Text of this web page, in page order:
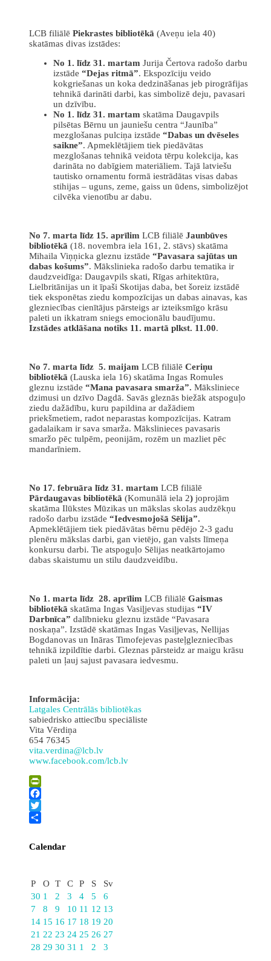
LCB filiālē Piekrastes bibliotēkā (Aveņu iela 40)
skatāmas divas izstādes:
No 1. līdz 31. martam Jurija Čertova radošo darbu
izstāde “Dejas ritmā”. Ekspozīciju veido
kokgriešanas un koka dedzināšanas jeb pirogrāfijas
tehnikā darināti darbi, kas simbolizē deju, pavasari
un dzīvību.
No 1. līdz 31. martam skatāma Daugavpils
pilsētas Bērnu un jauniešu centra “Jaunība”
mezglošanas pulciņa izstāde “Dabas un dvēseles
saikne”. Apmeklētājiem tiek piedāvātas
mezglošanas tehnikā veidota tērpu kolekcija, kas
darināta no dabīgiem materiāliem. Tajā latviešu
tautisko ornamentu formā iestrādātas visas dabas
stihijas – uguns, zeme, gaiss un ūdens, simbolizējot
cilvēka vienotību ar dabu.
No 7. marta līdz 15. aprīlim LCB filiālē Jaunbūves
bibliotēkā (18. novembra iela 161, 2. stāvs) skatāma
Mihaila Viņņicka gleznu izstāde “Pavasara sajūtas un
dabas košums”. Mākslinieka radošo darbu tematika ir
daudzveidīga: Daugavpils skati, Rīgas arhitektūra,
Lielbritānijas un it īpaši Skotijas daba, bet šoreiz izstādē
tiek eksponētas ziedu kompozīcijas un dabas ainavas, kas
glezniecības cienītājus pārsteigs ar izteiksmīgo krāsu
paleti un ikkatram sniegs emocionālu baudījumu.
Izstādes atklāšana notiks 11. martā plkst. 11.00.
No 7. marta līdz 5. maijam LCB filiālē Ceriņu
bibliotēkā (Lauska iela 16) skatāma Ingas Romules
gleznu izstāde “Mana pavasara smarža”. Māksliniece
dzimusi un dzīvo Dagdā. Savās gleznās biežāk atspoguļo
ziedu dažādību, kuru papildina ar dažādiem
priekšmetiem, radot neparastas kompozīcijas. Katram
gadalaikam ir sava smarža. Mākslinieces pavasaris
smaržo pēc tulpēm, peonijām, rozēm un mazliet pēc
mandarīniem.
No 17. februāra līdz 31. martam LCB filiālē
Pārdaugavas bibliotēkā (Komunālā iela 2) joprojām
skatāma Ilūkstes Mūzikas un mākslas skolas audzēkņu
radošo darbu izstāde “Iedvesmojošā Sēlija”.
Apmeklētājiem tiek piedāvātas bērnu pēdējo 2-3 gadu
plenēru mākslas darbi, gan vietējo, gan valsts līmeņa
konkursu darbi. Tie atspoguļo Sēlijas neatkārtojamo
dabas skaistumu un stilu daudzveidību.
No 1. marta līdz 28. aprīlim LCB filiālē Gaismas
bibliotēkā skatāma Ingas Vasiļjevas studijas “IV
Darbnīca” dalībnieku gleznu izstāde “Pavasara
noskaņa”. Izstādē skatāmas Ingas Vasiļjevas, Nellijas
Bogdanovas un Ināras Timofejevas pasteļglezniecības
tehnikā izpildītie darbi. Gleznas pārsteidz ar maigu krāsu
paleti un ļauj sajust pavasara iedvesmu.
Informācija:
Latgales Centrālās bibliotēkas
sabiedrisko attiecību speciāliste
Vita Vērdiņa
654 76345
vita.verdina@lcb.lv
www.facebook.com/lcb.lv
PrintFriendly
Facebook
Twitter
Calendar
P
O T C P S
Sv
30 1 2 3 4 5
6
7
8 9 10 11 12 13
14 15 16 17 18 19 20
21 22 23 24 25 26 27
28 29 30 31 1 2 3